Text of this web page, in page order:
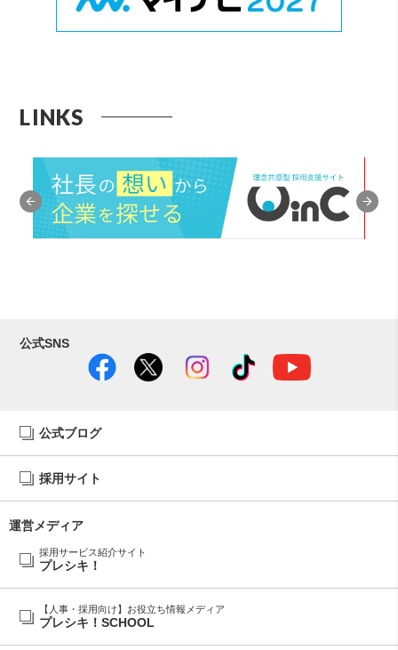
LINKS
公式SNS
公式ブログ
採用サイト
運営メディア
採用サービス紹介サイト
プレシキ！
【人事・採用向け】お役立ち情報メディア
プレシキ！SCHOOL